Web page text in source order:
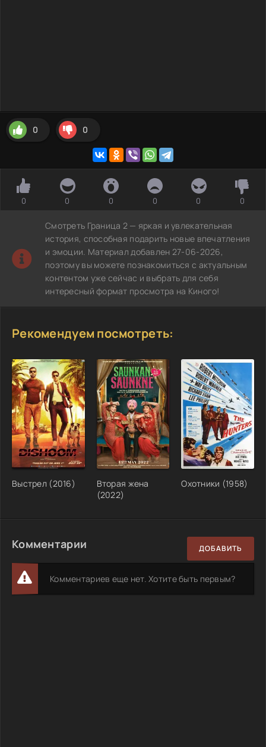
0 0
0 0 0 0 0 0
Смотреть Граница 2 — яркая и увлекательная
история, способная подарить новые впечатления
и эмоции. Материал добавлен 27-06-2026,
поэтому вы можете познакомиться с актуальным
контентом уже сейчас и выбрать для себя
интересный формат просмотра на Киного!
Рекомендуем посмотреть:
Выстрел (2016)
Вторая жена
(2022)
Охотники (1958)
Комментарии ДОБАВИТЬ
Комментариев еще нет. Хотите быть первым?